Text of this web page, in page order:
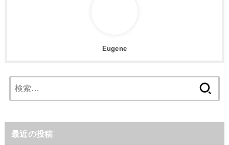
Eugene
索:
最近の投稿